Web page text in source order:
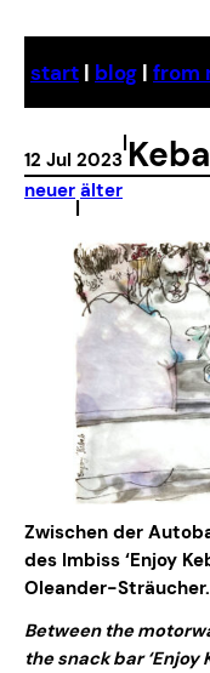
content
start | blog | from
12 Jul 2023
|
neuer
|
älter
Zwischen der
des Imbiss ‘Enjoy
Oleander-
Between the
the snack bar ‘Enjoy